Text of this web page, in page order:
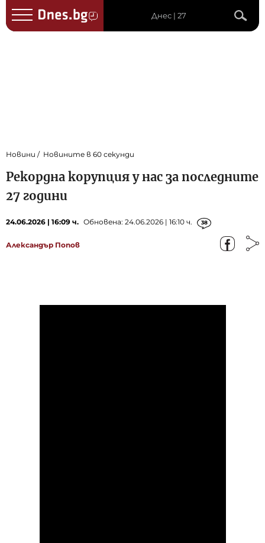
Днес | 27
Новини Новините в 60 секунди
Рекордна корупция у нас за последните
27 години
24.06.2026 | 16:09 ч. Обновена: 24.06.2026 | 16:10 ч. 38
Александър Попов